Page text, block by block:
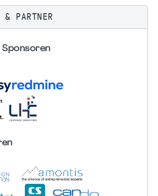
& PARTNER
Sponsoren